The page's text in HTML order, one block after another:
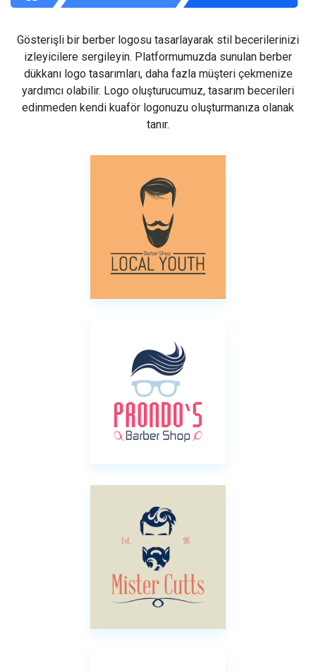
Gösterişli bir berber logosu tasarlayarak stil becerilerinizi
izleyicilere sergileyin. Platformumuzda sunulan berber
dükkanı logo tasarımları, daha fazla müşteri çekmenize
yardımcı olabilir. Logo oluşturucumuz, tasarım becerileri
edinmeden kendi kuaför logonuzu oluşturmanıza olanak
tanır.